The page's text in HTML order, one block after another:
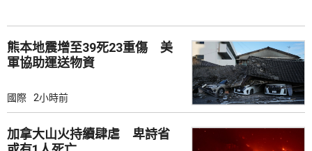
熊本地震增至39死23重傷 美
軍協助運送物資
國際 2小時前
加拿大山火持續肆虐 卑詩省